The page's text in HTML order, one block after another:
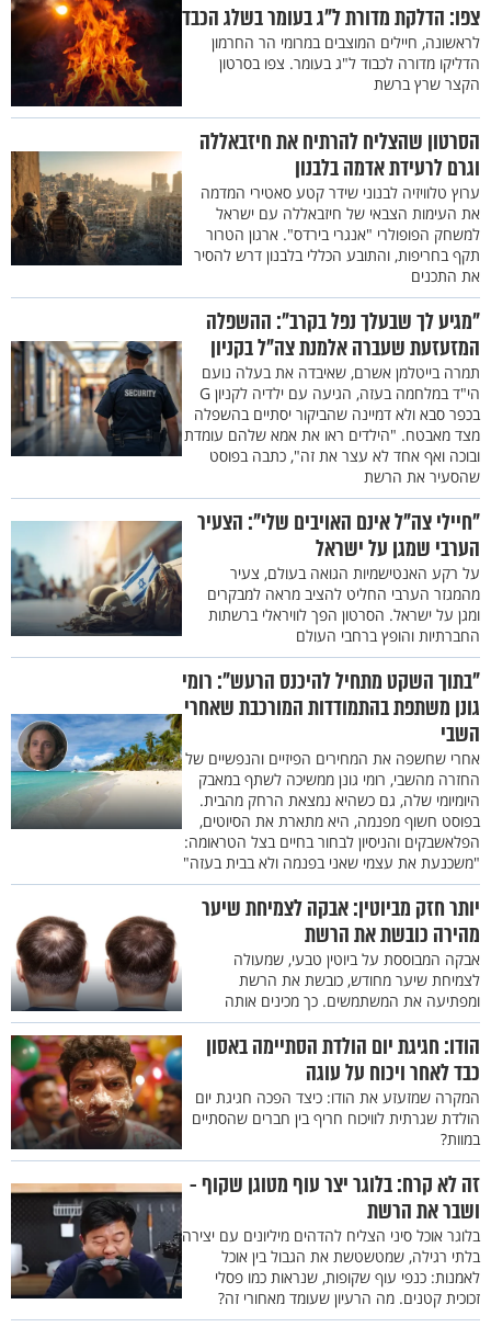
צפו: הדלקת מדורת ל"ג בעומר בשלג הכבד
לראשונה, חיילים המוצבים במרומי הר החרמון
הדליקו מדורה לכבוד ל"ג בעומר. צפו בסרטון
הקצר שרץ ברשת
הסרטון שהצליח להרתיח את חיזבאללה
וגרם לרעידת אדמה בלבנון
ערוץ טלוויזיה לבנוני שידר קטע סאטירי המדמה
את העימות הצבאי של חיזבאללה עם ישראל
למשחק הפופולרי "אנגרי בירדס". ארגון הטרור
תקף בחריפות, והתובע הכללי בלבנון דרש להסיר
את התכנים
"מגיע לך שבעלך נפל בקרב": ההשפלה
המזעזעת שעברה אלמנת צה"ל בקניון
תמרה בייטלמן אשרם, שאיבדה את בעלה נועם
הי"ד במלחמה בעזה, הגיעה עם ילדיה לקניון G
בכפר סבא ולא דמיינה שהביקור יסתיים בהשפלה
מצד מאבטח. "הילדים ראו את אמא שלהם עומדת
ובוכה ואף אחד לא עצר את זה", כתבה בפוסט
שהסעיר את הרשת
"חיילי צה"ל אינם האויבים שלי": הצעיר
הערבי שמגן על ישראל
על רקע האנטישמיות הגואה בעולם, צעיר
מהמגזר הערבי החליט להציב מראה למבקרים
ומגן על ישראל. הסרטון הפך לוויראלי ברשתות
החברתיות והופץ ברחבי העולם
"בתוך השקט מתחיל להיכנס הרעש": רומי
גונן משתפת בהתמודדות המורכבת שאחרי
השבי
אחרי שחשפה את המחירים הפיזיים והנפשיים של
החזרה מהשבי, רומי גונן ממשיכה לשתף במאבק
היומיומי שלה, גם כשהיא נמצאת הרחק מהבית.
בפוסט חשוף מפנמה, היא מתארת את הסיוטים,
הפלאשבקים והניסיון לבחור בחיים בצל הטראומה:
"משכנעת את עצמי שאני בפנמה ולא בבית בעזה"
יותר חזק מביוטין: אבקה לצמיחת שיער
מהירה כובשת את הרשת
אבקה המבוססת על ביוטין טבעי, שמעולה
לצמיחת שיער מחודש, כובשת את הרשת
ומפתיעה את המשתמשים. כך מכינים אותה
הודו: חגיגת יום הולדת הסתיימה באסון
כבד לאחר ויכוח על עוגה
המקרה שמזעזע את הודו: כיצד הפכה חגיגת יום
הולדת שגרתית לוויכוח חריף בין חברים שהסתיים
במוות?
זה לא קרח: בלוגר יצר עוף מטוגן שקוף -
ושבר את הרשת
בלוגר אוכל סיני הצליח להדהים מיליונים עם יצירה
בלתי רגילה, שמטשטשת את הגבול בין אוכל
לאמנות: כנפי עוף שקופות, שנראות כמו פסלי
זכוכית קטנים. מה הרעיון שעומד מאחורי זה?